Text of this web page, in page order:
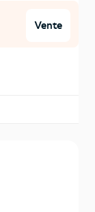
Vente